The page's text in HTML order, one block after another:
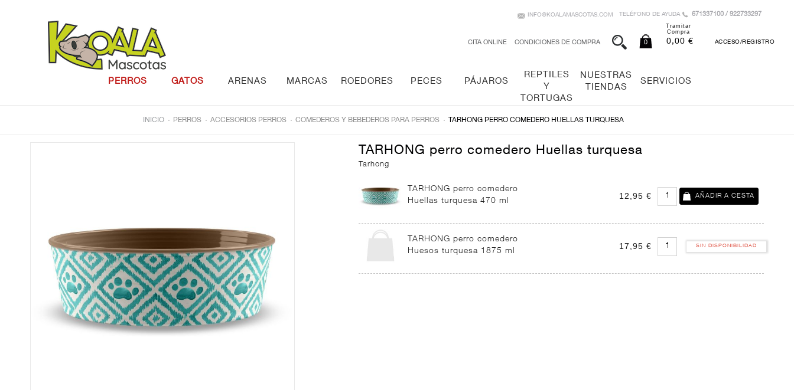
TELÉFONO DE AYUDA 671337100 / 922733297
INFO@KOALAMASCOTAS.COM
CITA ONLINE CONDICIONES DE COMPRA ACCESO/REGISTRO
0
Tramitar
Compra
0,00 €
PERROS GATOS ARENAS MARCAS ROEDORES PECES PÁJAROS
REPTILES
Y
TORTUGAS
NUESTRAS
TIENDAS
SERVICIOS
INICIO . PERROS . ACCESORIOS PERROS . COMEDEROS Y BEBEDEROS PARA PERROS . TARHONG PERRO COMEDERO HUELLAS TURQUESA
TARHONG perro comedero Huellas turquesa
Tarhong
TARHONG perro comedero
Huellas turquesa 470 ml
12,95 €
TARHONG perro comedero
Huesos turquesa 1875 ml
17,95 € SIN DISPONIBILIDAD